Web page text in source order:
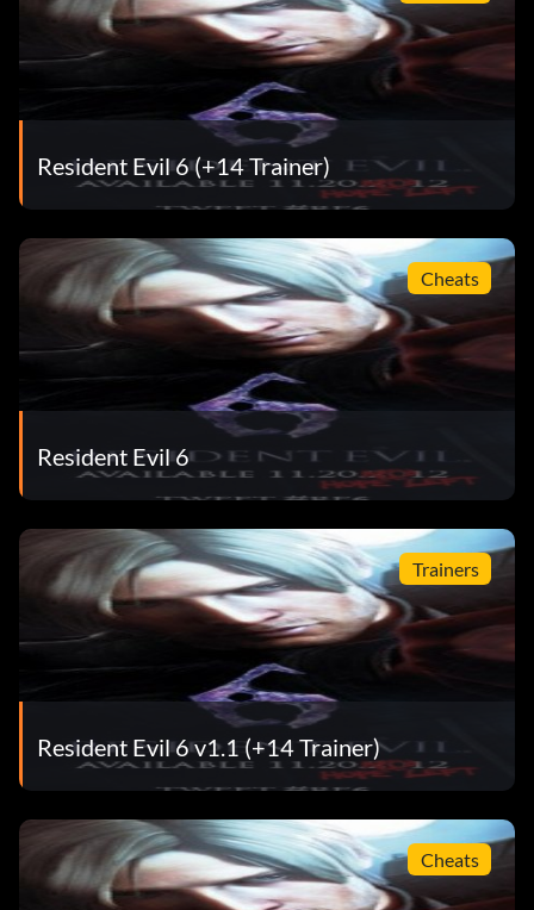
Resident Evil 6 (+14 Trainer)
Cheats
Resident Evil 6
Trainers
Resident Evil 6 v1.1 (+14 Trainer)
Cheats